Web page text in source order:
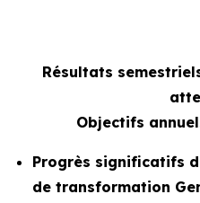
Résultats
Objectifs
Progrès significatifs
de transformation